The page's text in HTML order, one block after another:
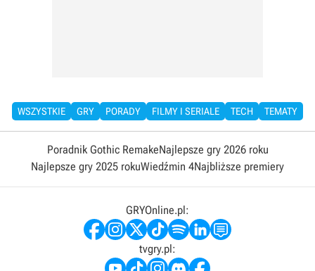
WSZYSTKIE GRY PORADY FILMY I SERIALE TECH TEMATY
Poradnik Gothic RemakeNajlepsze gry 2026 roku
Najlepsze gry 2025 rokuWiedźmin 4Najbliższe premiery
GRYOnline.pl:
tvgry.pl: